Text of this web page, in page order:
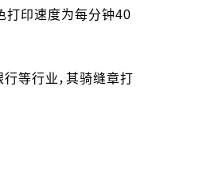
打印速度为每分钟40
等行业，其骑缝章打